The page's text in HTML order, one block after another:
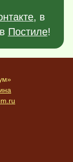
, в
Постиле!